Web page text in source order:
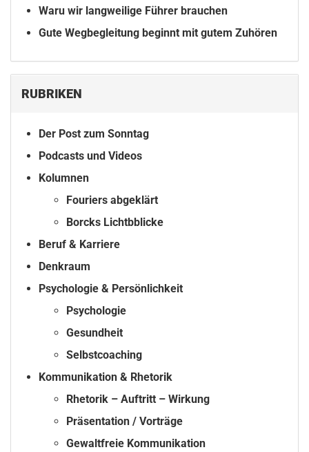
Waru wir langweilige Führer brauchen
Gute Wegbegleitung beginnt mit gutem Zuhören
RUBRIKEN
Der Post zum Sonntag
Podcasts und Videos
Kolumnen
Fouriers abgeklärt
Borcks Lichtbblicke
Beruf & Karriere
Denkraum
Psychologie & Persönlichkeit
Psychologie
Gesundheit
Selbstcoaching
Kommunikation & Rhetorik
Rhetorik – Auftritt – Wirkung
Präsentation / Vorträge
Gewaltfreie Kommunikation